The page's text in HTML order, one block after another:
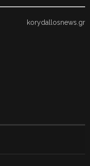
korydallosnews.gr